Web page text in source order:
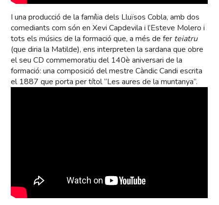
I una producció de la família dels Lluïsos Cobla, amb dos
comediants com són en Xevi Capdevila i l’Esteve Molero i
tots els músics de la formació que, a més de fer teiatru
(que diria la Matilde), ens interpreten la sardana que obre
el seu CD commemoratiu del 140è aniversari de la
formació: una composició del mestre Càndic Candi escrita
el 1887 que porta per títol “Les aures de la muntanya”.